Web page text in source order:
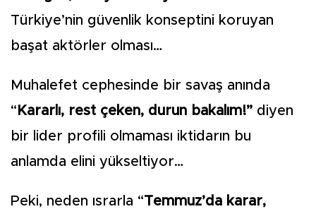
Türkiye’nin güvenlik konseptini koruyan
başat aktörler olması…
Muhalefet cephesinde bir savaş anında
“ Kararlı, rest çeken, durun bakalım!” diyen
bir lider profili olmaması iktidarın bu
anlamda elini yükseltiyor…
Peki, neden ısrarla “Temmuz’da karar,